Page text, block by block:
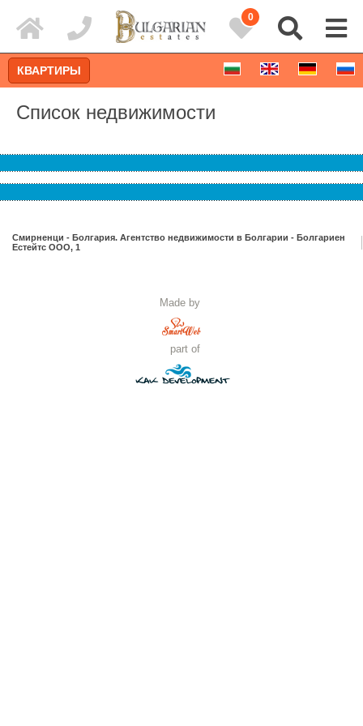
0
Расширенный поиск
КВАРТИРЫ
Список недвижимости
Смирненци - Болгария. Агентство недвижимости в Болгарии - Болгариен
Естейтс ООО, 1
Made by
part of